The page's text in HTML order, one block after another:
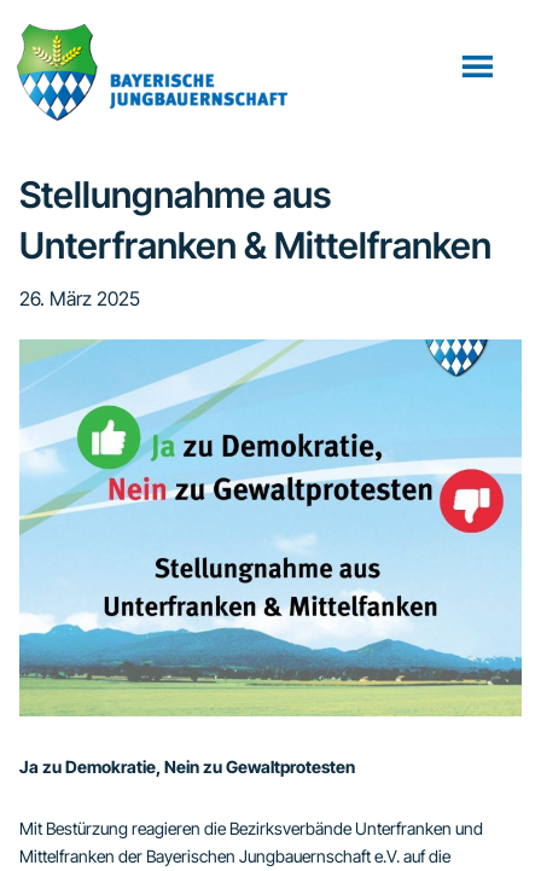
Inhalt
springen
Fußzeile
springen
Stellungnahme aus
Unterfranken & Mittelfranken
26. März 2025
Ja zu Demokratie, Nein zu Gewaltprotesten
Mit Bestürzung reagieren die Bezirksverbände Unterfranken und
Mittelfranken der Bayerischen Jungbauernschaft e.V. auf die